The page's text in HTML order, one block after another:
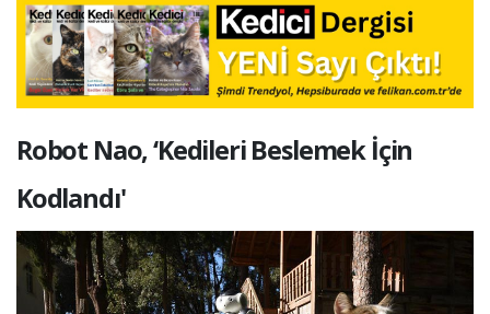
Robot Nao, ‘Kedileri Beslemek İçin
Kodlandı'